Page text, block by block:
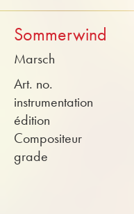
Sommerwind
Marsch
Art. no.
instrumentation
édition
Compositeur
grade